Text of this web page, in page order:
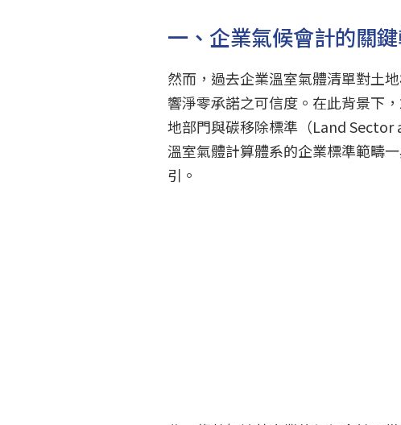
一、企業氣候會計的關
然而，過去企業溫室氣體清單對土
響淨零承諾之可信度。在此背景下
地部門與碳移除標準（Land
溫室氣體計算體系的企業標準範疇
引。